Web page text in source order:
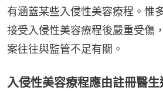
有涵蓋某些入侵性美容療程。惟
接受入侵性美容療程後嚴重受傷
案往往與監管不足有關。
入侵性美容療程應由註冊醫生